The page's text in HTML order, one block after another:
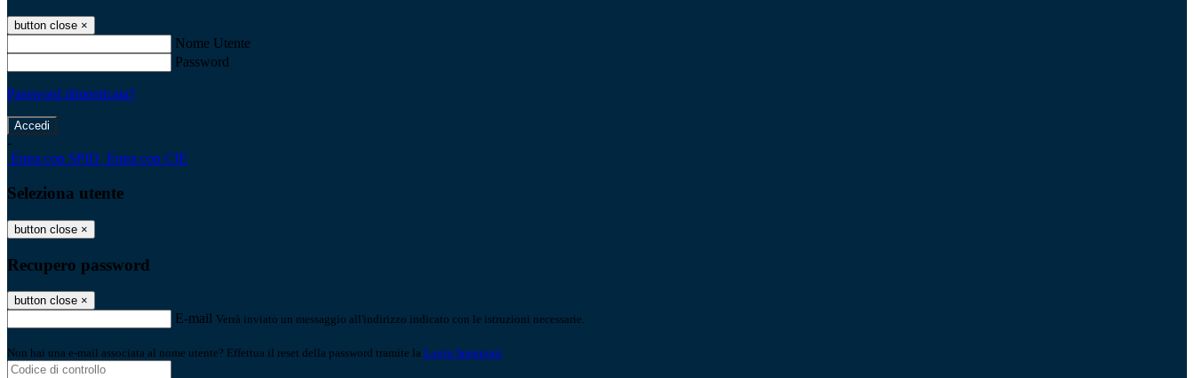
button close ×
Nome Utente
Password
Password dimenticata?
-
Entra con SPID Entra con CIE
Seleziona utente
button close ×
Recupero password
button close ×
E-mail Verrà inviato un messaggio all'indirizzo indicato con le istruzioni necessarie.
Non hai una e-mail associata al nome utente? Effettua il reset della password tramite la Login Spaggiari